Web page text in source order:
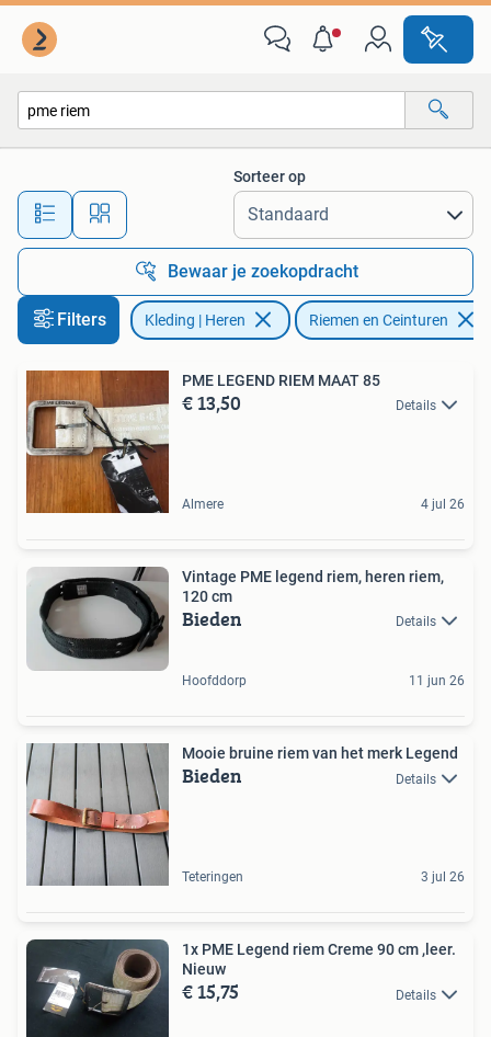
Alle afstanden…
Sorteer op
Bewaar je zoekopdracht
Filters Kleding | Heren Riemen en Ceinturen
PME LEGEND RIEM MAAT 85
€ 13,50 Details
Almere 4 jul 26
Vintage PME legend riem, heren riem,
120 cm
Bieden Details
Hoofddorp 11 jun 26
Mooie bruine riem van het merk Legend
Bieden Details
Teteringen 3 jul 26
1x PME Legend riem Creme 90 cm ,leer.
Nieuw
€ 15,75 Details